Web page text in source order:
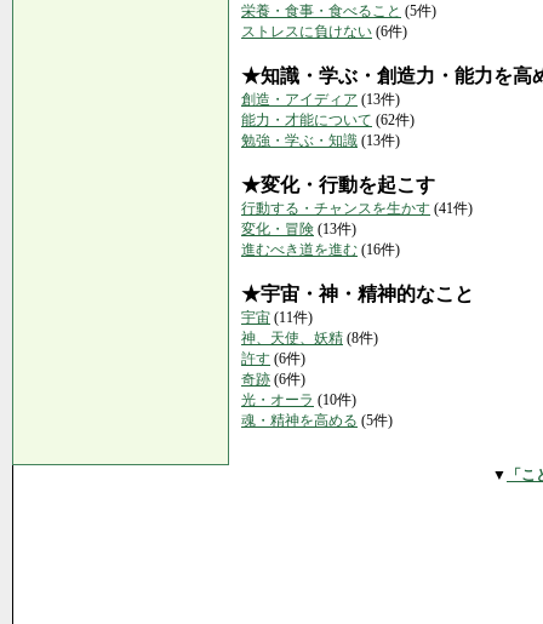
栄養・食事・食べること (5件)
ストレスに負けない (6件)
★知識・学ぶ・創造力・能力を高
創造・アイディア (13件)
能力・才能について (62件)
勉強・学ぶ・知識 (13件)
★変化・行動を起こす
行動する・チャンスを生かす (41件)
変化・冒険 (13件)
進むべき道を進む (16件)
★宇宙・神・精神的なこと
宇宙 (11件)
神、天使、妖精 (8件)
許す (6件)
奇跡 (6件)
光・オーラ (10件)
魂・精神を高める (5件)
▼ 「